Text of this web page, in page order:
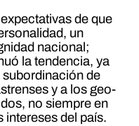
de que
un
nacional;
la tendencia, ya
subordinación de
y a los geo-
no siempre en
del país.